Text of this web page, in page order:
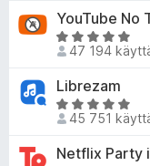
2
/
t
u
4
1
/
v
o
t
u
4
8
YouTube No
A
r
v
i
o
t
47 194
Librezam
A
r
v
45 751
Netflix Party